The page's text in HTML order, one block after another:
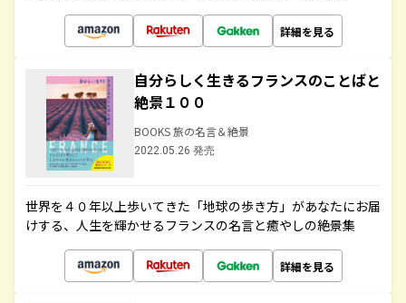
詳細を見る
自分らしく生きるフランスのことばと
絶景１００
BOOKS 旅の名言＆絶景
2022.05.26 発売
世界を４０年以上歩いてきた「地球の歩き方」があなたにお届
けする、人生を輝かせるフランスの名言と癒やしの絶景集
詳細を見る